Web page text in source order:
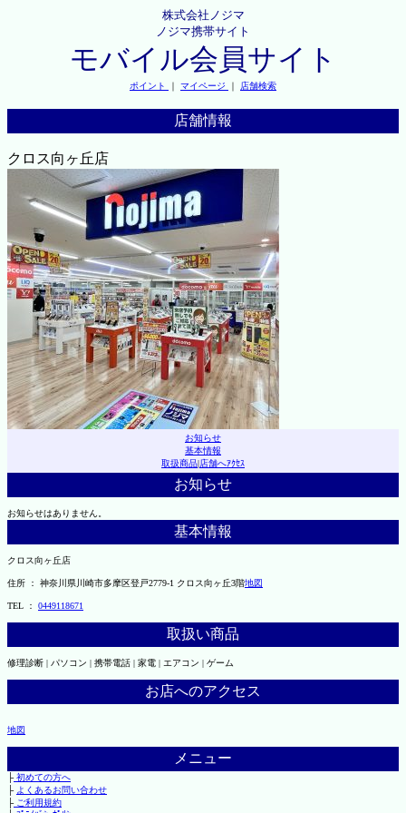
株式会社ノジマ
ノジマ携帯サイト
モバイル会員サイト
ポイント ｜ マイページ ｜ 店舗検索
店舗情報
クロス向ヶ丘店
お知らせ
基本情報
取扱商品|店舗へｱｸｾｽ
お知らせ
お知らせはありません。
基本情報
クロス向ヶ丘店
住所 ： 神奈川県川崎市多摩区登戸2779-1 クロス向ヶ丘3階地図
TEL ： 0449118671
取扱い商品
修理診断 | パソコン | 携帯電話 | 家電 | エアコン | ゲーム
お店へのアクセス
地図
メニュー
├初めての方へ
├ よくあるお問い合わせ
├ご利用規約